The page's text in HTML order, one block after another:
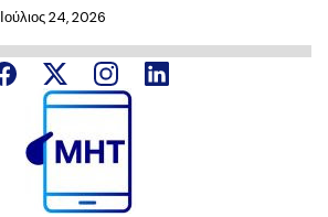
Ιούλιος 24, 2026